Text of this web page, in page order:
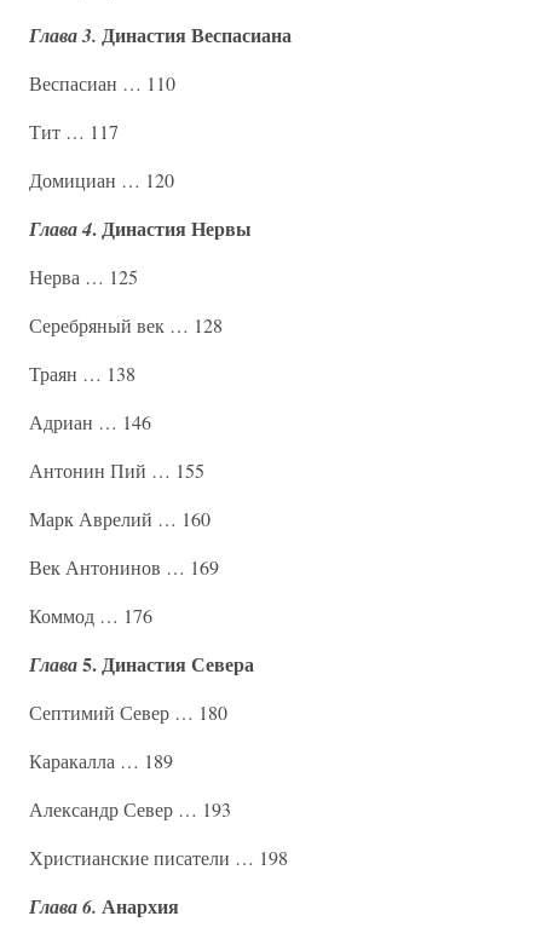
Глава 3. Династия Веспасиана
Веспасиан … 110
Тит … 117
Домициан … 120
Глава 4. Династия Нервы
Нерва … 125
Серебряный век … 128
Траян … 138
Адриан … 146
Антонин Пий … 155
Марк Аврелий … 160
Век Антонинов … 169
Коммод … 176
Глава5. Династия Севера
Септимий Север … 180
Каракалла … 189
Александр Север … 193
Христианские писатели … 198
Глава 6. Анархия